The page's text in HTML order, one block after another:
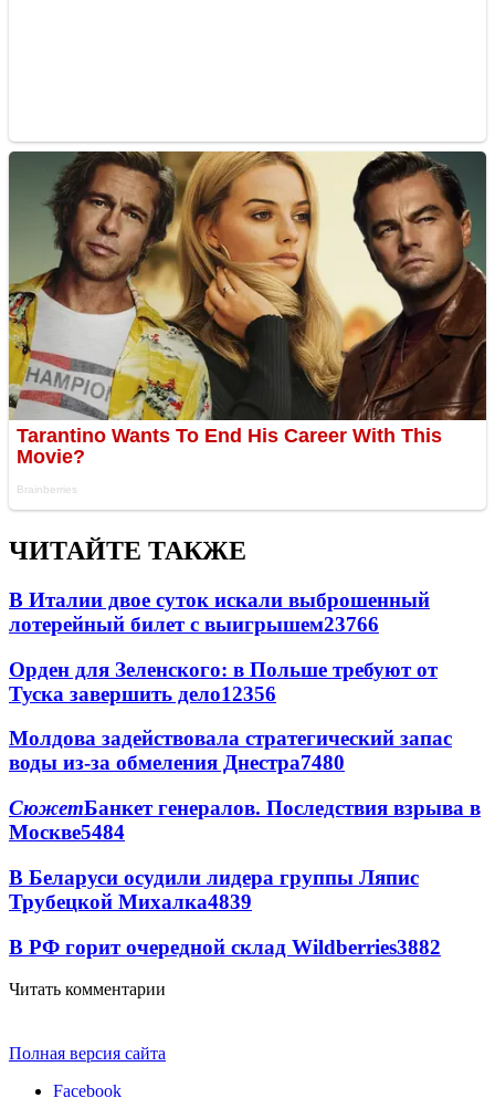
ЧИТАЙТЕ ТАКЖЕ
В Италии двое суток искали выброшенный
лотерейный билет с выигрышем23766
Орден для Зеленского: в Польше требуют от
Туска завершить дело12356
Молдова задействовала стратегический запас
воды из-за обмеления Днестра7480
СюжетБанкет генералов. Последствия взрыва в
Москве5484
В Беларуси осудили лидера группы Ляпис
Трубецкой Михалка4839
В РФ горит очередной склад Wildberries3882
Читать комментарии
Полная версия сайта
Facebook